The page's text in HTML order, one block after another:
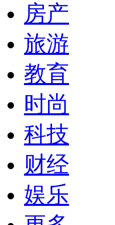
房产
旅游
教育
时尚
科技
财经
娱乐